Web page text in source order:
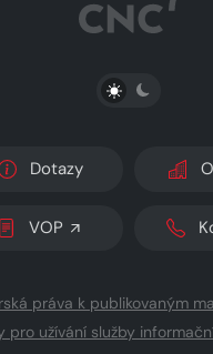
PŘEPNOUT
Dotazy
VOP
práva k publikovaným
pro užívání služby